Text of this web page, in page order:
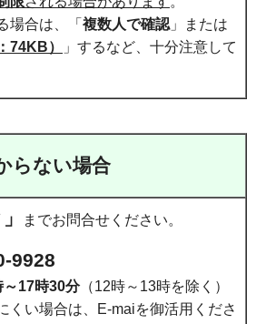
場合は、「 複数人で確認 」または
74KB）
」するなど、十分注意して
らない場合
までお問合せください。
9928
17時30分（12時～13時を除く）
い場合は、E-maiを御活用くださ